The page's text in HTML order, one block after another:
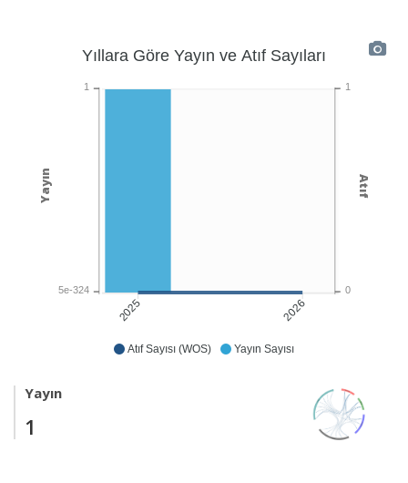
Atıf Sayısı (WOS) Yayın Sayısı
2025 2026
Yıllara Göre Yayın ve Atıf Sayıları
1
0
Atıf
1
5e-324
Yayın
Yayın
1